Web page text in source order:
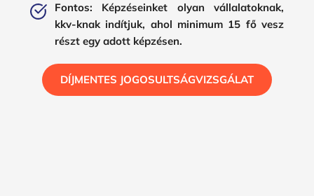
Fontos: Képzéseinket olyan vállalatoknak,
kkv-knak indítjuk, ahol minimum 15 fő vesz
részt egy adott képzésen.
DÍJMENTES JOGOSULTSÁGVIZSGÁLAT